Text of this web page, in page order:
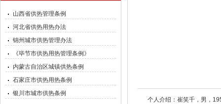
1：供热管道,补偿器,快速堵漏只
需十几分钟。2：供热堵漏防热水烫
伤隔热服7800元每套。 3：供热地
下管道腐蚀检测，安全评估，勘查定
位。4：进口动力站，让抢修抽水变
的更简单安全。5：供热管道快速查
6：快速调节二网水力平衡，让末端
用户热起来。 联系人：胡经理
山西省供热管理条例
河北省供热用热办法
锦州城市供热管理办法
《毕节市供热用热管理条例》
内蒙古自治区城镇供热条例
石家庄市供热用热条例
银川市城市供热条例
个人介绍：崔笑千，男，